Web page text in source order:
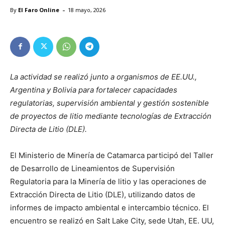
By El Faro Online - 18 mayo, 2026
La actividad se realizó junto a organismos de EE.UU.,
Argentina y Bolivia para fortalecer capacidades
regulatorias, supervisión ambiental y gestión sostenible
de proyectos de litio mediante tecnologías de Extracción
Directa de Litio (DLE).
El Ministerio de Minería de Catamarca participó del Taller
de Desarrollo de Lineamientos de Supervisión
Regulatoria para la Minería de litio y las operaciones de
Extracción Directa de Litio (DLE), utilizando datos de
informes de impacto ambiental e intercambio técnico. El
encuentro se realizó en Salt Lake City, sede Utah, EE. UU,